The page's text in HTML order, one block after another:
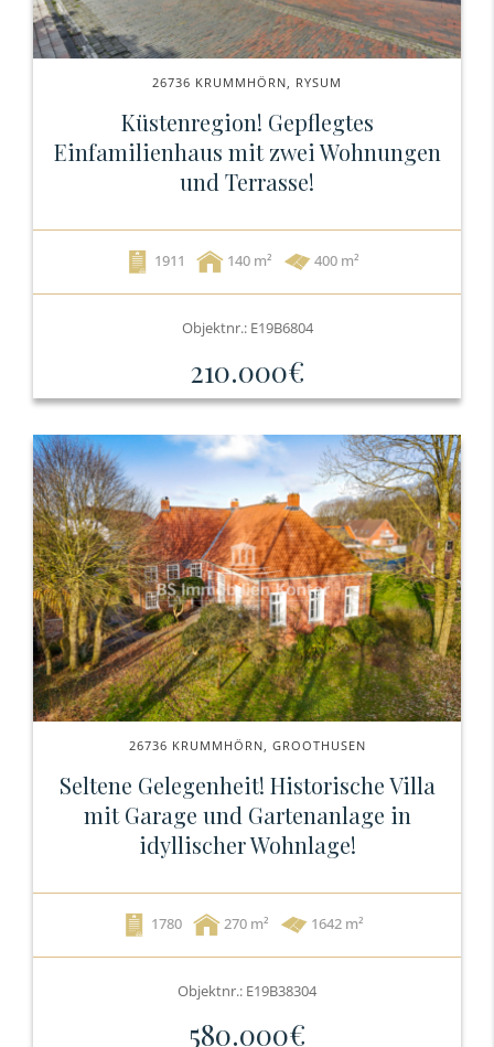
26736 KRUMMHÖRN, RYSUM
Küstenregion! Gepflegtes
Einfamilienhaus mit zwei Wohnungen
und Terrasse!
1911 140 400 m²
Objektnr.: E19B6804
210.000€
26736 KRUMMHÖRN, GROOTHUSEN
Seltene Gelegenheit! Historische Villa
mit Garage und Gartenanlage in
idyllischer Wohnlage!
1780 270 1642 m²
Objektnr.: E19B38304
580.000€